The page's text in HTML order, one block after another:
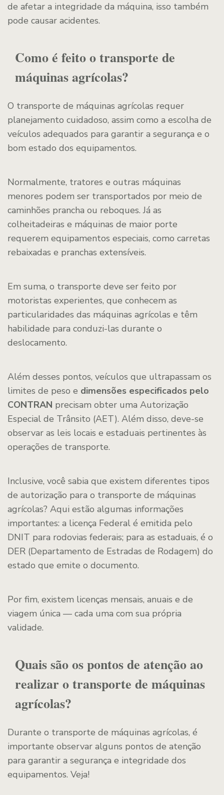
de afetar a integridade da máquina, isso também
pode causar acidentes.
Como é feito o transporte de
máquinas agrícolas?
O transporte de máquinas agrícolas requer
planejamento cuidadoso, assim como a escolha de
veículos adequados para garantir a segurança e o
bom estado dos equipamentos.
Normalmente, tratores e outras máquinas
menores podem ser transportados por meio de
caminhões prancha ou reboques. Já as
colheitadeiras e máquinas de maior porte
requerem equipamentos especiais, como carretas
rebaixadas e pranchas extensíveis.
Em suma, o transporte deve ser feito por
motoristas experientes, que conhecem as
particularidades das máquinas agrícolas e têm
habilidade para conduzi-las durante o
deslocamento.
Além desses pontos, veículos que ultrapassam os
limites de peso e dimensões especificados pelo
CONTRAN precisam obter uma Autorização
Especial de Trânsito (AET). Além disso, deve-se
observar as leis locais e estaduais pertinentes às
operações de transporte.
Inclusive, você sabia que existem diferentes tipos
de autorização para o transporte de máquinas
agrícolas? Aqui estão algumas informações
importantes: a licença Federal é emitida pelo
DNIT para rodovias federais; para as estaduais, é o
DER (Departamento de Estradas de Rodagem) do
estado que emite o documento.
Por fim, existem licenças mensais, anuais e de
viagem única — cada uma com sua própria
validade.
Quais são os pontos de atenção ao
realizar o transporte de máquinas
agrícolas?
Durante o transporte de máquinas agrícolas, é
importante observar alguns pontos de atenção
para garantir a segurança e integridade dos
equipamentos. Veja!